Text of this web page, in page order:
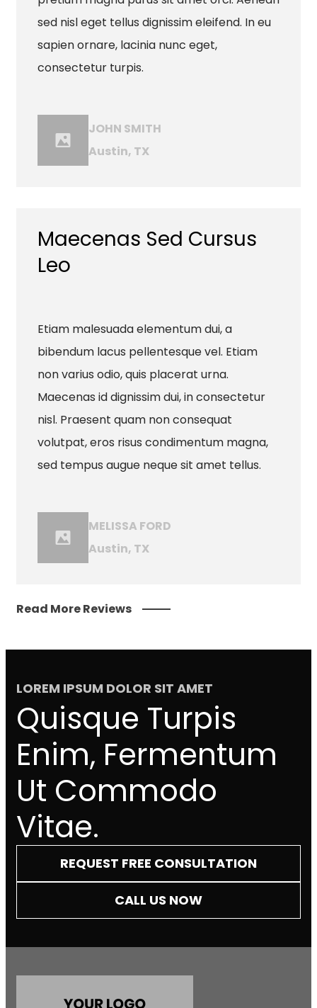
sed nisl eget tellus dignissim eleifend. In eu
sapien ornare, lacinia nunc eget,
consectetur turpis.
JOHN SMITH
Austin, TX
Maecenas Sed Cursus
Leo
Etiam malesuada elementum dui, a
bibendum lacus pellentesque vel. Etiam
non varius odio, quis placerat urna.
Maecenas id dignissim dui, in consectetur
nisl. Praesent quam non consequat
volutpat, eros risus condimentum magna,
sed tempus augue neque sit amet tellus.
MELISSA FORD
Austin, TX
Read More Reviews
LOREM IPSUM DOLOR SIT AMET
Quisque Turpis
Enim, Fermentum
Ut Commodo
Vitae.
REQUEST FREE CONSULTATION
CALL US NOW